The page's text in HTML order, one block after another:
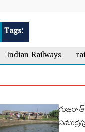
Tags:
Indian Railways